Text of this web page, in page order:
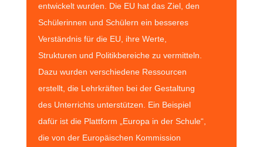
entwickelt wurden. Die EU hat das Ziel, den
Schülerinnen und Schülern ein besseres
Verständnis für die EU, ihre Werte,
Strukturen und Politikbereiche zu vermitteln.
Dazu wurden verschiedene Ressourcen
erstellt, die Lehrkräften bei der Gestaltung
des Unterrichts unterstützen. Ein Beispiel
dafür ist die Plattform „Europa in der Schule“,
die von der Europäischen Kommission